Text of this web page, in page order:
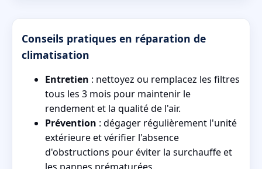
Conseils pratiques en réparation de
climatisation
Entretien : nettoyez ou remplacez les filtres
tous les 3 mois pour maintenir le
rendement et la qualité de l'air.
Prévention : dégager régulièrement l'unité
extérieure et vérifier l'absence
d'obstructions pour éviter la surchauffe et
les pannes prématurées.